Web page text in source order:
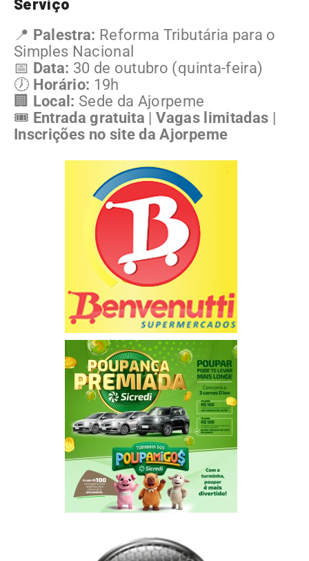
📍 Palestra: Reforma Tributária para o
Simples Nacional
📅 Data: 30 de outubro (quinta-feira)
🕖 Horário: 19h
🏢 Local: Sede da Ajorpeme
🎟️ Entrada gratuita |Vagas limitadas |
Inscrições no site da Ajorpeme